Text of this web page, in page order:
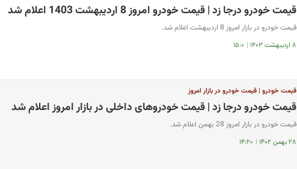
قیمت خودرو درجا زد | قیمت خودرو امروز 8 اردیبهشت 1403 اعلام شد
قیمت خودرو در بازار امروز 8 اردیبهشت اعلام شد.
۸ اردیبهشت ۱۴۰۳ | ۱۵:۰
قیمت خودرو | قیمت خودرو در بازار امروز
قیمت خودرو درجا زد | قیمت خودروهای داخلی در بازار امروز اعلام شد
قیمت خودرو در بازار امروز 28 بهمن اعلام شد.
۲۸ بهمن ۱۴۰۲ | ۱۴:۲۰